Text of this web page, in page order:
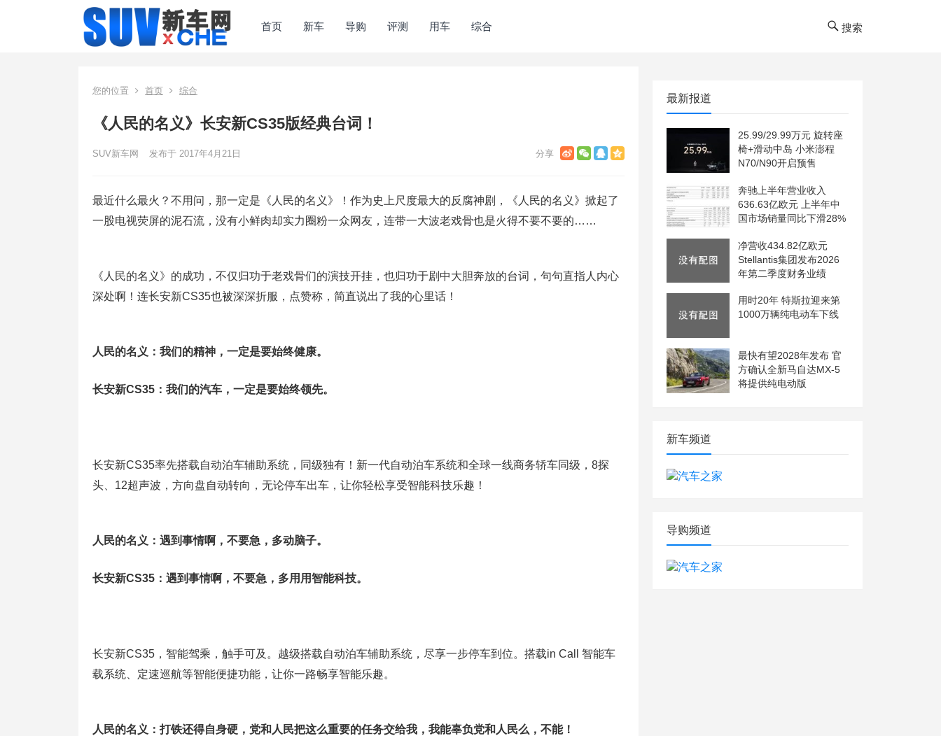
首页 新车 导购 评测 用车 综合 搜索
您的位置 首页 综合
《人民的名义》长安新CS35版经典台词！
SUV新车网 发布于 2017年4月21日
最近什么最火？不用问，那一定是《人民的名义》！作为史上尺度最大的反腐神剧，《人民的名义》掀起了
一股电视荧屏的泥石流，没有小鲜肉却实力圈粉一众网友，连带一大波老戏骨也是火得不要不要的……
《人民的名义》的成功，不仅归功于老戏骨们的演技开挂，也归功于剧中大胆奔放的台词，句句直指人内心
深处啊！连长安新CS35也被深深折服，点赞称，简直说出了我的心里话！
人民的名义：我们的精神，一定是要始终健康。
长安新CS35：我们的汽车，一定是要始终领先。
长安新CS35率先搭载自动泊车辅助系统，同级独有！新一代自动泊车系统和全球一线商务轿车同级，8探
头、12超声波，方向盘自动转向，无论停车出车，让你轻松享受智能科技乐趣！
人民的名义：遇到事情啊，不要急，多动脑子。
长安新CS35：遇到事情啊，不要急，多用用智能科技。
长安新CS35，智能驾乘，触手可及。越级搭载自动泊车辅助系统，尽享一步停车到位。搭载in Call 智能车
载系统、定速巡航等智能便捷功能，让你一路畅享智能乐趣。
人民的名义：打铁还得自身硬，党和人民把这么重要的任务交给我，我能辜负党和人民么，不能！
最新报道
25.99/29.99万元 旋转座
椅+滑动中岛 小米澎程
N70/N90开启预售
奔驰上半年营业收入
636.63亿欧元 上半年中
国市场销量同比下滑28%
净营收434.82亿欧元
Stellantis集团发布2026
年第二季度财务业绩
用时20年 特斯拉迎来第
1000万辆纯电动车下线
最快有望2028年发布 官
方确认全新马自达MX-5
将提供纯电动版
新车频道
导购频道